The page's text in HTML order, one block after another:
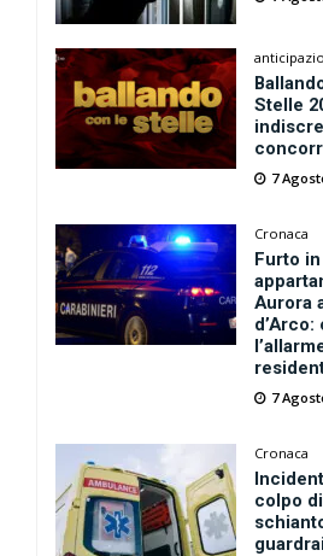
Stelle
7
Cronaca
Furto in
Aurora
7
Cronaca
colpo